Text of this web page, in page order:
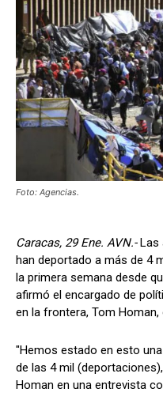
Foto: Agencias.
Caracas, 29 Ene. AVN.-Las
han deportado a más de 4
la primera semana desde
afirmó el encargado de
en la frontera, Tom Homan,
"Hemos estado en esto
de las 4 mil
Homan en una entrevista